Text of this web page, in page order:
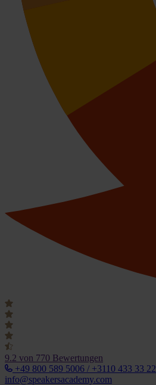
9.2 von 770 Bewertungen
+49 800 589 5006 / +3110 433 33 22
info@speakersacademy.com